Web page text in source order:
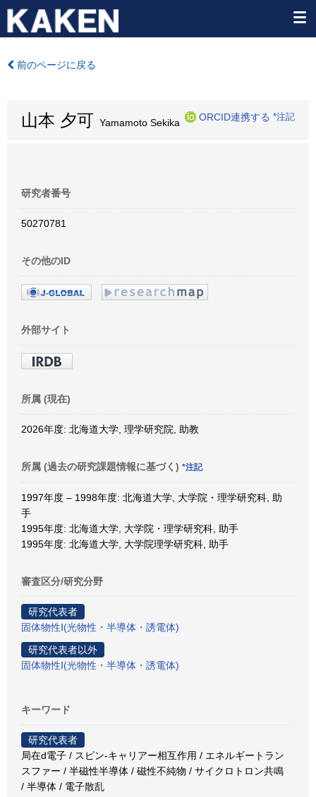
前のページに戻る
山本 夕可 Yamamoto Sekika
ORCID連携する *注記
研究者番号
50270781
その他のID
外部サイト
所属 (現在)
2026年度: 北海道大学, 理学研究院, 助教
所属 (過去の研究課題情報に基づく) *注記
1997年度 – 1998年度: 北海道大学, 大学院・理学研究科, 助
手
1995年度: 北海道大学, 大学院・理学研究科, 助手
1995年度: 北海道大学, 大学院理学研究科, 助手
審査区分/研究分野
研究代表者
固体物性Ⅰ(光物性・半導体・誘電体)
研究代表者以外
固体物性Ⅰ(光物性・半導体・誘電体)
キーワード
研究代表者
局在d電子 / スピン-キャリアー相互作用 / エネルギートラン
スファー / 半磁性半導体 / 磁性不純物 / サイクロトロン共鳴
/ 半導体 / 電子散乱